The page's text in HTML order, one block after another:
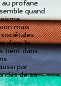
profane
quand
mais
dans le
tient dans
par
de sa